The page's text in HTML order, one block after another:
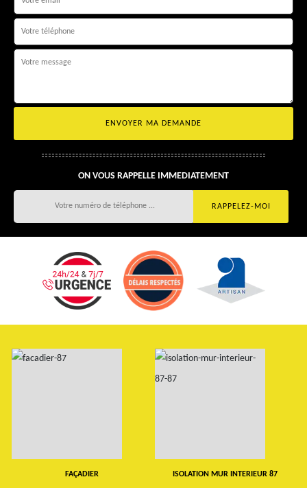
ON VOUS RAPPELLE IMMEDIATEMENT
FAÇADIER ISOLATION MUR INTERIEUR 87